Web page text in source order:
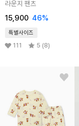
라운지 팬츠
15,900 46%
특별사이즈
111 5 (8)